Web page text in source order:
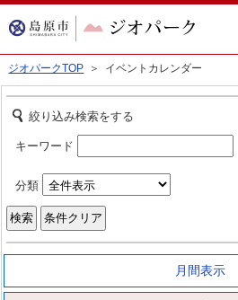
ジオパークTOP ＞ イベントカレンダー
絞り込み検索をする
キーワード
分類
月間表示